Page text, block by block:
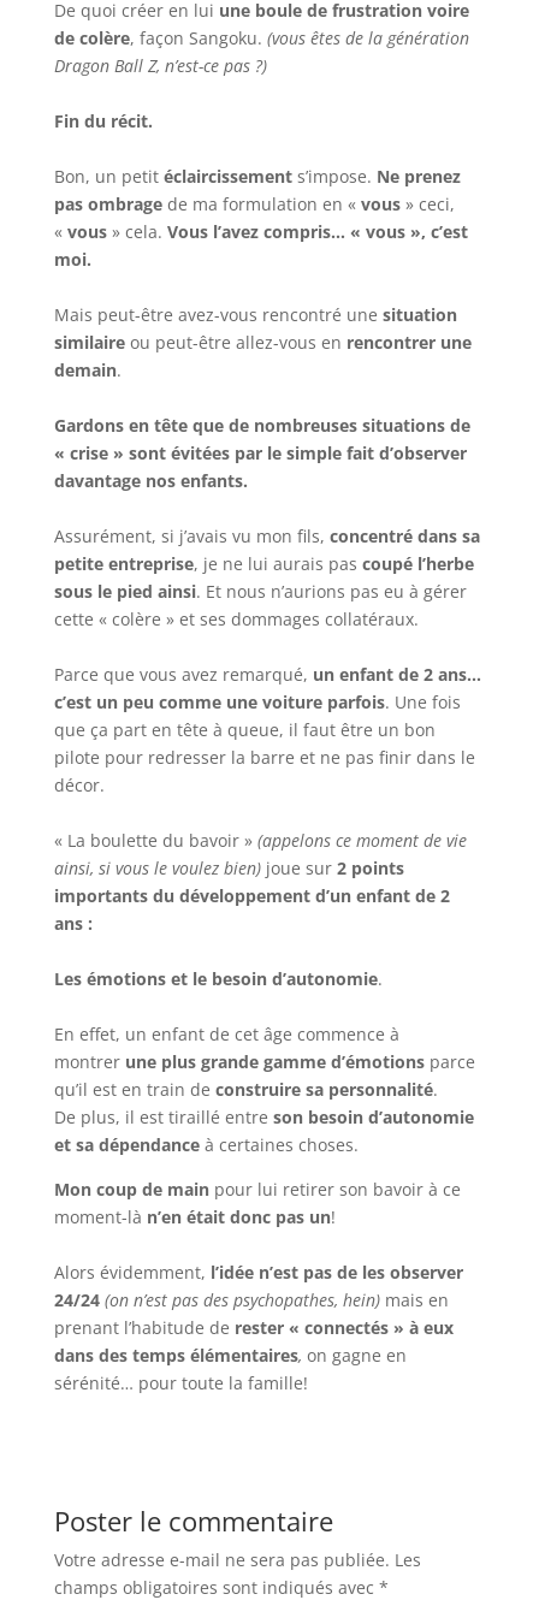
De quoi créer en lui une boule de frustration voire
de colère, façon Sangoku. (vous êtes de la génération
Dragon Ball Z, n’est-ce pas ?)
Fin du récit.
Bon, un petit éclaircissements’impose. Ne prenez
pas ombragede ma formulation en « vous» ceci,
« vous» cela. Vous l’avez compris… « vous », c’est
moi.
Mais peut-être avez-vous rencontré une situation
similaireou peut-être allez-vous en rencontrer une
demain.
Gardons en tête que de nombreuses situations de
« crise » sont évitées par le simple fait d’observer
davantage nos enfants.
Assurément, si j’avais vu mon fils, concentré dans sa
petite entreprise, je ne lui aurais pas coupé l’herbe
sous le pied ainsi. Et nous n’aurions pas eu à gérer
cette « colère » et ses dommages collatéraux.
Parce que vous avez remarqué, un enfant de 2 ans…
c’est un peu comme une voiture parfois. Une fois
que ça part en tête à queue, il faut être un bon
pilote pour redresser la barre et ne pas finir dans le
décor.
« La boulette du bavoir » (appelons ce moment de vie
ainsi, si vous le voulez bien) joue sur 2 points
importants du développement d’un enfant de 2
ans :
Les émotions et le besoin d’autonomie.
En effet, un enfant de cet âge commence à
montrer une plus grande gamme d’émotionsparce
qu’il est en train de construire sa personnalité.
De plus, il est tiraillé entre son besoin d’autonomie
et sa dépendanceà certaines choses.
Mon coup de mainpour lui retirer son bavoir à ce
moment-là n’en était donc pas un!
Alors évidemment, l’idée n’est pas de les observer
24/24(on n’est pas des psychopathes, hein)mais en
prenant l’habitude de rester « connectés » à eux
dans des temps élémentaires, on gagne en
sérénité… pour toute la famille!
Poster le commentaire
Votre adresse e-mail ne sera pas publiée. Les
champs obligatoires sont indiqués avec *